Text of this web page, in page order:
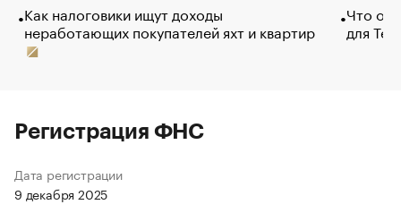
Как налоговики ищут доходы
неработающих покупателей яхт и квартир
Что
для
Регистрация ФНС
Дата регистрации
9 декабря 2025